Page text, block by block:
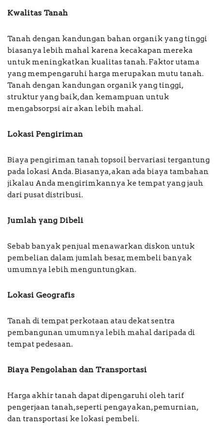
Kwalitas Tanah
Tanah dengan kandungan bahan organik yang tinggi
biasanya lebih mahal karena kecakapan mereka
untuk meningkatkan kualitas tanah. Faktor utama
yang mempengaruhi harga merupakan mutu tanah.
Tanah dengan kandungan organik yang tinggi,
struktur yang baik, dan kemampuan untuk
mengabsorpsi air akan lebih mahal.
Lokasi Pengiriman
Biaya pengiriman tanah topsoil bervariasi tergantung
pada lokasi Anda. Biasanya, akan ada biaya tambahan
jikalau Anda mengirimkannya ke tempat yang jauh
dari pusat distribusi.
Jumlah yang Dibeli
Sebab banyak penjual menawarkan diskon untuk
pembelian dalam jumlah besar, membeli banyak
umumnya lebih menguntungkan.
Lokasi Geografis
Tanah di tempat perkotaan atau dekat sentra
pembangunan umumnya lebih mahal daripada di
tempat pedesaan.
Biaya Pengolahan dan Transportasi
Harga akhir tanah dapat dipengaruhi oleh tarif
pengerjaan tanah, seperti pengayakan, pemurnian,
dan transportasi ke lokasi pembeli.